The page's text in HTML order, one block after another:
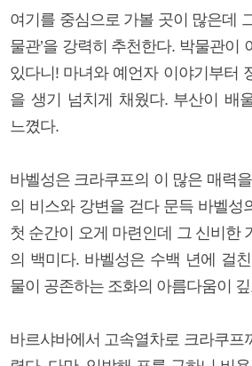
여기를 중심으로 가볼 곳이 많은데
물관’을 강력히 추천한다. 박물관이
있다니! 마녀와 예언자 이야기부터
을 생기 넘치게 채웠다. 부산이 배
느꼈다.
바벨성은 크라쿠프의 이 많은 매력
의 비스와 강변을 걷다 문득 바벨성
첫 순간이 오게 마련인데 그 신비한
의 백미다. 바벨성은 수백 년에 걸
물이 공존하는 조화의 아름다움이
바르샤바에서 고속열차로 크라쿠프